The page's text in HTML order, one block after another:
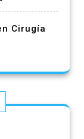
Cirugía